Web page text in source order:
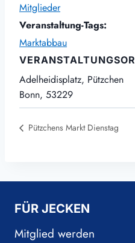
Mitglieder
Veranstaltung-Tags:
Marktabbau
Adelheidisplatz, Pützchen
Bonn, 53229
Pützchens Markt Dienstag
FÜR JECKEN
Mitglied werden